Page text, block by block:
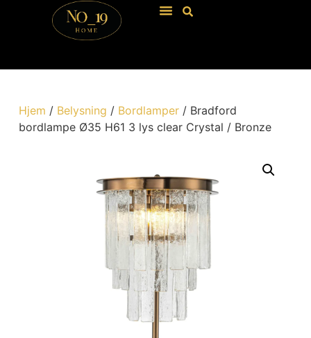
Hjem / Belysning / Bordlamper/ Bradford
bordlampe Ø35 H61 3 lys clear Crystal / Bronze